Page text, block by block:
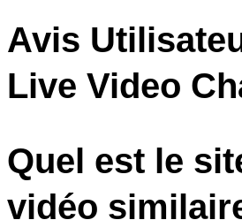
Avis
Live Video
Quel est le
vidéo